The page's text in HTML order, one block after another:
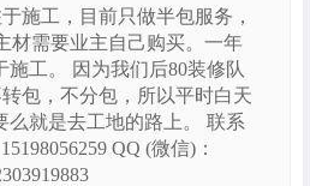
施工，目前只做半包服务，
材需要业主自己购买。一年
施工。 因为我们后80装修队
包，不分包，所以平时白天
么就是去工地的路上。 联系
QQ (微信)：